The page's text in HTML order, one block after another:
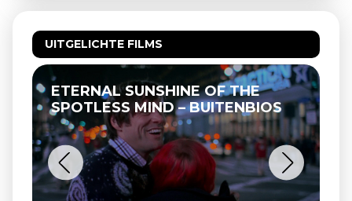
UITGELICHTE FILMS
ETERNAL SUNSHINE OF THE
SPOTLESS MIND – BUITENBIOS